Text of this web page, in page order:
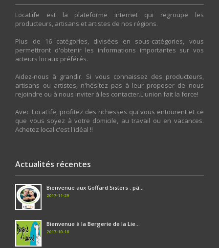
LocaLife est la plateforme internet qui regroupe les
producteurs, artisans et artistes de nos régions.
Plus de 16 catégories, divisées en sous-catégories, vous
permettront d'obtenir les informations importantes sur vos
acteurs locaux préférés.
Aidez-nous à grandir. Si vous connaissez des producteurs,
artisans ou artistes, n'hésitez pas à leur proposer de nous
rejoindre ou à nous inviter à les contacter.L'union fait la force!
Avec LocaLife, profitez des richesses qui vous entourent et ce
que vous soyez à votre domicile, au travail ou en vacances.
Achetez local c'est l'idéal !!
Actualités récentes
Bienvenue aux Goffard Sisters : pâ...
2017-11-29
Bienvenue à la Bergerie de la Lie...
2017-10-18